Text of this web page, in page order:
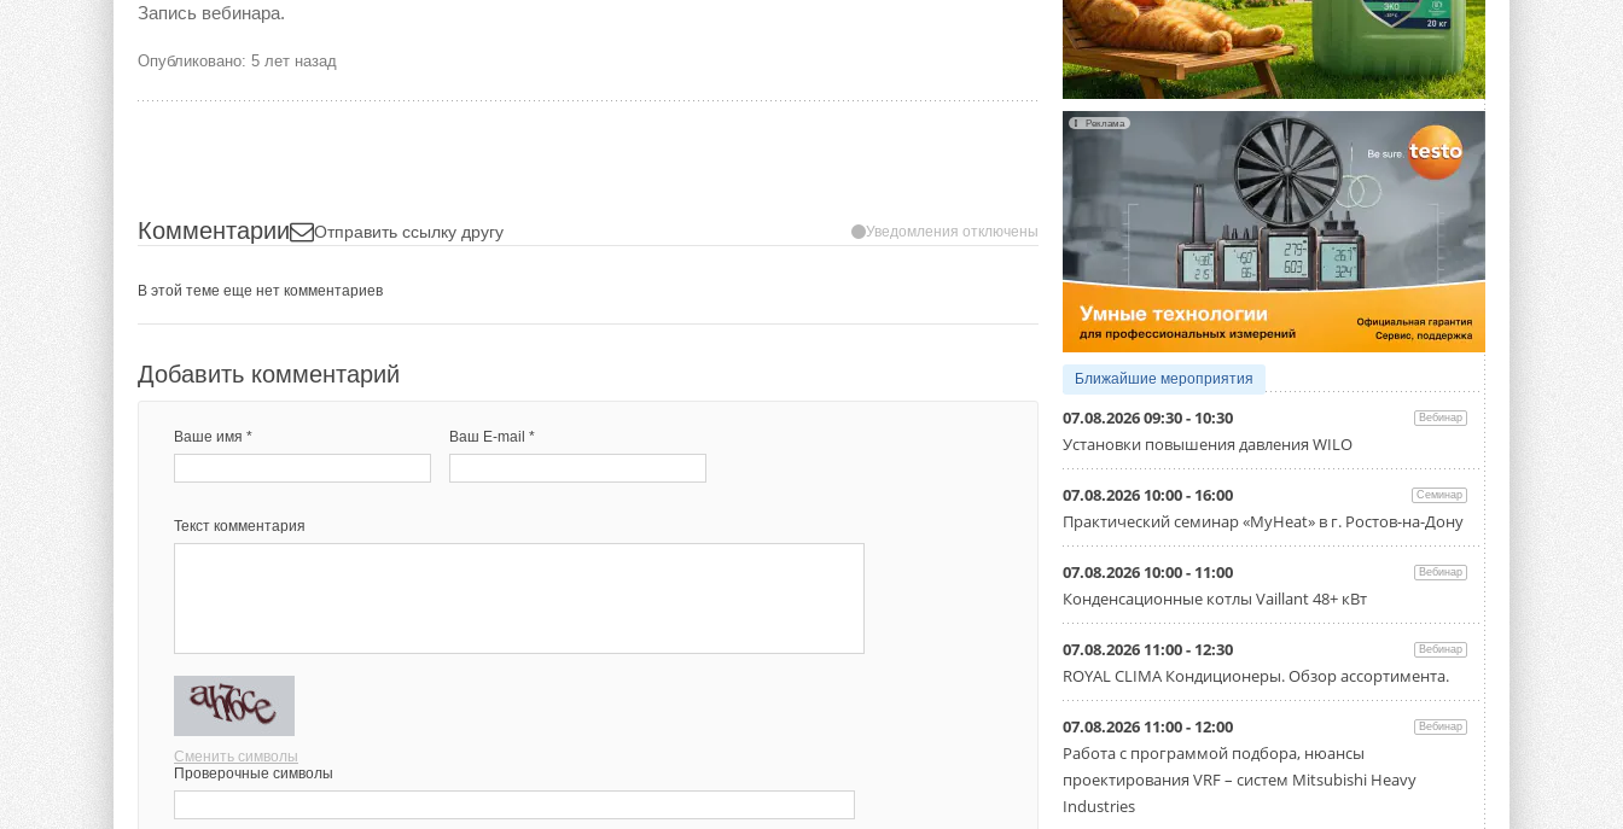
Запись вебинара.
Опубликовано: 5 лет назад
Комментарии Отправить ссылку другу Уведомления отключены
В этой теме еще нет комментариев
Добавить комментарий
Ваше имя * Ваш E-mail *
Текст комментария
Сменить символы
Проверочные символы
21-й ежегодный форум
«ЦОД-2026»
Мероприятие пройдет 2-3 сентября в
отеле Radisson Slavyanskaya. Форум
посетит более двух тысяч участников ...
ВЧЕРА
Китайская Shenling представила
линейку тепловых насосов
«воздух-вода» на R290
Серия ThermaX R290 All-In-One
включает три модели ...
4 АВГУСТА 2026
Тепловые насосы в связке с
солнечной генерацией и
накопителем снижают
потребление на 60%
Исследователи из Италии установили ...
4 АВГУСТА 2026
«РУСКЛИМАТ Fest 2026» в Уфе
собрал свыше 700 профи
климатической отрасли
Организатором выступил торгово-
производственный холдинг ...
3 АВГУСТА 2026
«Датарк» испытал модульный
ЦОД с плотностью 54 кВт на
стойку
Испытания прошли на собственной
производственной площадке и были ...
3 АВГУСТА 2026
Samsung выпускает VRF-
систему DVM на R32
Линейка включает семь типоразмеров
производительностью от 22,4 до 56 кВт.
Реклама
Ближайшие мероприятия
07.08.2026 09:30 - 10:30 Вебинар
Установки повышения давления WILO
07.08.2026 10:00 - 16:00 Семинар
Практический семинар «MyHeat» в г. Ростов-на-Дону
07.08.2026 10:00 - 11:00 Вебинар
Конденсационные котлы Vaillant 48+ кВт
07.08.2026 11:00 - 12:30 Вебинар
ROYAL CLIMA Кондиционеры. Обзор ассортимента.
07.08.2026 11:00 - 12:00 Вебинар
Работа с программой подбора, нюансы
проектирования VRF – систем Mitsubishi Heavy
Industries